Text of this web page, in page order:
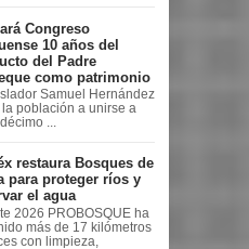
Congreso
10 años del
del Padre
como patrimonio
Samuel Hernández
población a unirse a
...
restaura Bosques de
para proteger ríos y
el agua
2026 PROBOSQUE ha
más de 17 kilómetros
con limpieza,